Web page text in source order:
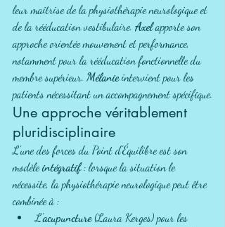
leur maîtrise de la physiothérapie neurologique et
de la rééducation vestibulaire. Axel apporte son
approche orientée mouvement et performance,
notamment pour la rééducation fonctionnelle du
membre supérieur. Mélanie intervient pour les
patients nécessitant un accompagnement spécifique.
Une approche véritablement
pluridisciplinaire
L'une des forces du Point d'Équilibre est son
modèle intégratif : lorsque la situation le
nécessite, la physiothérapie neurologique peut être
combinée à :
L'acupuncture (Laura Kerges) pour les